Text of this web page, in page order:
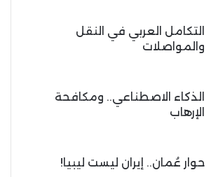
التكامل العربي في النقل
والمواصلات
الذكاء الاصطناعي.. ومكافحة
الإرهاب
حوار عُمان.. إيران ليست ليبيا!